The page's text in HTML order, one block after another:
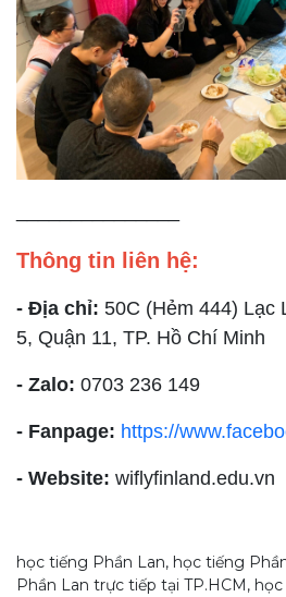
Thông tin liên hệ:
- Địa chỉ: 50C (Hẻm 444) Lạc
5, Quận 11, TP. Hồ Chí Minh
- Zalo: 0703 236 149
- Fanpage: https://
- Website: wiflyfinland.edu.vn
học tiếng Phần Lan, học tiếng
Phần Lan trực tiếp tại TP.HCM,